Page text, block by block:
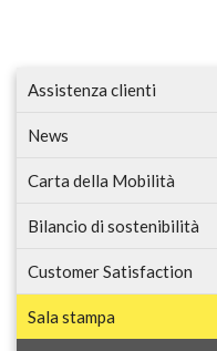
Assistenza clienti
News
Carta della Mobilità
Bilancio di sostenibilità
Customer Satisfaction
Sala stampa